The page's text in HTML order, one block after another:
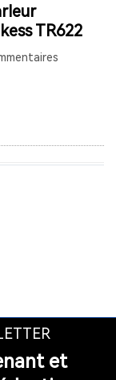
TR622
FM
VOIES
UNIVERSEL
et